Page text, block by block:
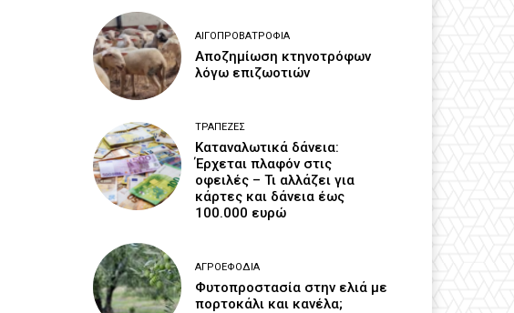
ΑΙΓΟΠΡΟΒΑΤΡΟΦΊΑ
Αποζημίωση κτηνοτρόφων
λόγω επιζωοτιών
ΤΡΆΠΕΖΕΣ
Καταναλωτικά δάνεια:
Έρχεται πλαφόν στις
οφειλές – Τι αλλάζει για
κάρτες και δάνεια έως
100.000 ευρώ
ΑΓΡΟΕΦΌΔΙΑ
Φυτοπροστασία στην ελιά με
πορτοκάλι και κανέλα;